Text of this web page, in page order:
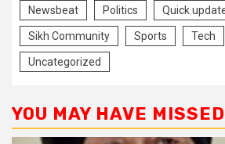
Newsbeat Politics Quick
Sikh Community Sports Tech
Uncategorized
YOU MAY HAVE MISSED